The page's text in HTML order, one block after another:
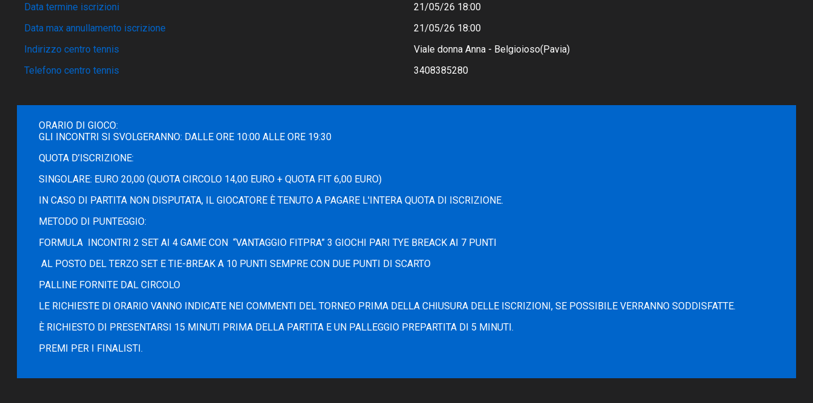
Data termine iscrizioni
21/05/26 18:00
Data max annullamento iscrizione
21/05/26 18:00
Indirizzo centro tennis
Viale donna Anna - Belgioioso(Pavia)
Telefono centro tennis
3408385280
ORARIO DI GIOCO:
GLI INCONTRI SI SVOLGERANNO: DALLE ORE 10:00 ALLE ORE 19:30
QUOTA D’ISCRIZIONE:
SINGOLARE: EURO 20,00 (QUOTA CIRCOLO 14,00 EURO + QUOTA FIT 6,00 EURO)
IN CASO DI PARTITA NON DISPUTATA, IL GIOCATORE È TENUTO A PAGARE L'INTERA QUOTA DI ISCRIZIONE.
METODO DI PUNTEGGIO:
FORMULA INCONTRI 2 SET AI 4 GAME CON “VANTAGGIO FITPRA” 3 GIOCHI PARI TYE BREACK AI 7 PUNTI
AL POSTO DEL TERZO SET E TIE-BREAK A 10 PUNTI SEMPRE CON DUE PUNTI DI SCARTO
PALLINE FORNITE DAL CIRCOLO
LE RICHIESTE DI ORARIO VANNO INDICATE NEI COMMENTI DEL TORNEO PRIMA DELLA CHIUSURA DELLE ISCRIZIONI, SE POSSIBILE VERRANNO SODDISFATTE.
È RICHIESTO DI PRESENTARSI 15 MINUTI PRIMA DELLA PARTITA E UN PALLEGGIO PREPARTITA DI 5 MINUTI.
PREMI PER I FINALISTI.